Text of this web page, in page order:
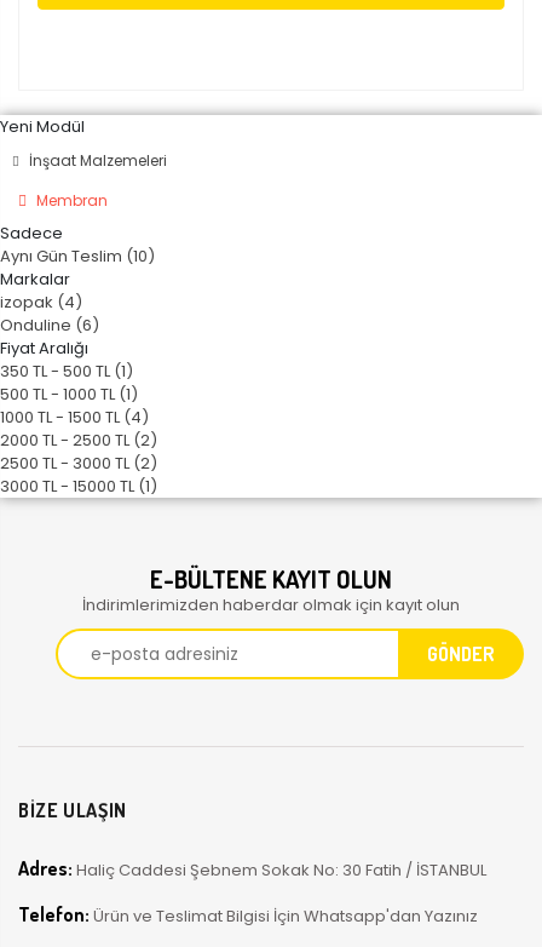
Yeni Modül
İnşaat Malzemeleri
Membran
Sadece
Aynı Gün Teslim (10)
Markalar
izopak (4)
Onduline (6)
Fiyat Aralığı
350 TL - 500 TL (1)
500 TL - 1000 TL (1)
1000 TL - 1500 TL (4)
2000 TL - 2500 TL (2)
2500 TL - 3000 TL (2)
3000 TL - 15000 TL (1)
E-BÜLTENE KAYIT OLUN
İndirimlerimizden haberdar olmak için kayıt olun
BİZE ULAŞIN
Adres: Haliç Caddesi Şebnem Sokak No: 30 Fatih / İSTANBUL
Telefon: Ürün ve Teslimat Bilgisi İçin Whatsapp'dan Yazınız